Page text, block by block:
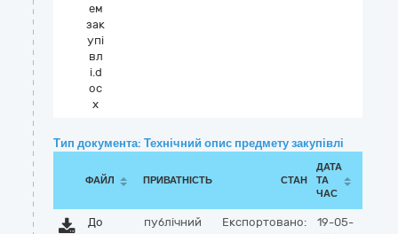
ем
зак
упі
вл
і.d
oc
x
Тип документа: Технічний опис предмету закупівлі
ФАЙЛ ПРИВАТНІСТЬ СТАН
ДАТА
ТА
ЧАС
До
публічний Експортовано:
19-05-